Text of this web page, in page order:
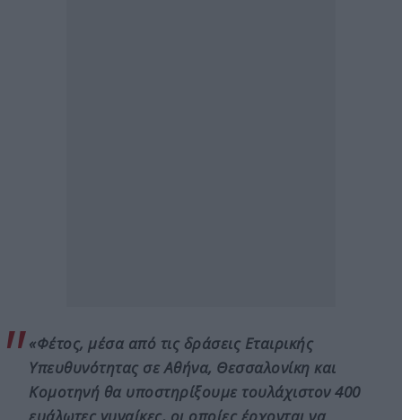
«Φέτος, μέσα από τις δράσεις Εταιρικής
Υπευθυνότητας σε Αθήνα, Θεσσαλονίκη και
Κομοτηνή θα υποστηρίξουμε τουλάχιστον 400